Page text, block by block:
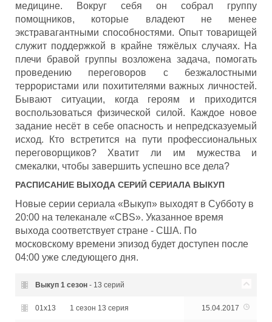
медицине. Вокруг себя он собрал группу
помощников, которые владеют не менее
экстравагантными способностями. Опыт товарищей
служит поддержкой в крайне тяжёлых случаях. На
плечи бравой группы возложена задача, помогать
проведению переговоров с безжалостными
террористами или похитителями важных личностей.
Бывают ситуации, когда героям и приходится
воспользоваться физической силой. Каждое новое
задание несёт в себе опасность и непредсказуемый
исход. Кто встретится на пути профессиональных
переговорщиков? Хватит ли им мужества и
смекалки, чтобы завершить успешно все дела?
РАСПИСАНИЕ ВЫХОДА СЕРИЙ СЕРИАЛА ВЫКУП
Новые серии сериала «Выкуп» выходят в Субботу в
20:00 на телеканале «CBS». Указанное время
выхода соответствует стране - США. По
московскому времени эпизод будет доступен после
04:00 уже следующего дня.
Выкуп 1 сезон- 13 серий
01x13 1 сезон 13 серия 15.04.2017